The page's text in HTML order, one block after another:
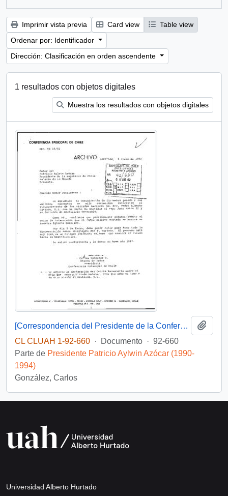
Imprimir vista previa Card view
Table view
Ordenar por: Identificador
Dirección: Clasificación en orden ascendente
1 resultados con objetos digitales
Muestra los resultados con objetos digitales
[Correspondencia del Presidente de la Conferencia Episcopal de Chile dirigida al Presidente Patricio Aylwin]
CL CLUAH 1-92-660 · Documento · 92-660
Parte de Presidente Patricio Aylwin Azócar (1990-
1994)
González, Carlos
Universidad Alberto Hurtado